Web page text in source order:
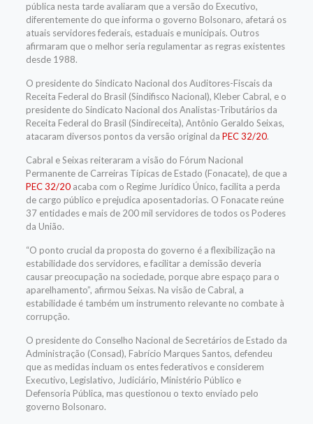
pública nesta tarde avaliaram que a versão do Executivo,
diferentemente do que informa o governo Bolsonaro, afetará os
atuais servidores federais, estaduais e municipais. Outros
afirmaram que o melhor seria regulamentar as regras existentes
desde 1988.
O presidente do Sindicato Nacional dos Auditores-Fiscais da
Receita Federal do Brasil (Sindifisco Nacional), Kleber Cabral, e o
presidente do Sindicato Nacional dos Analistas-Tributários da
Receita Federal do Brasil (Sindireceita), Antônio Geraldo Seixas,
atacaram diversos pontos da versão original da PEC 32/20.
Cabral e Seixas reiteraram a visão do Fórum Nacional
Permanente de Carreiras Típicas de Estado (Fonacate), de que a
PEC 32/20acaba com o Regime Jurídico Único, facilita a perda
de cargo público e prejudica aposentadorias. O Fonacate reúne
37 entidades e mais de 200 mil servidores de todos os Poderes
da União.
“O ponto crucial da proposta do governo é a flexibilização na
estabilidade dos servidores, e facilitar a demissão deveria
causar preocupação na sociedade, porque abre espaço para o
aparelhamento”, afirmou Seixas. Na visão de Cabral, a
estabilidade é também um instrumento relevante no combate à
corrupção.
O presidente do Conselho Nacional de Secretários de Estado da
Administração (Consad), Fabrício Marques Santos, defendeu
que as medidas incluam os entes federativos e considerem
Executivo, Legislativo, Judiciário, Ministério Público e
Defensoria Pública, mas questionou o texto enviado pelo
governo Bolsonaro.